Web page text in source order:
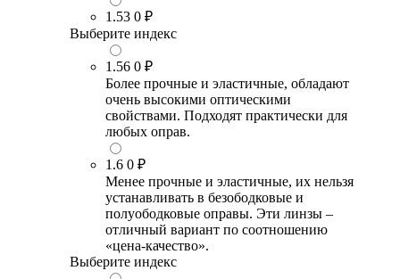
1.53 0 ₽
Выберите индекс
1.56 0 ₽
Более прочные и эластичные, обладают
очень высокими оптическими
свойствами. Подходят практически для
любых оправ.
1.6 0 ₽
Менее прочные и эластичные, их нельзя
устанавливать в безободковые и
полуободковые оправы. Эти линзы –
отличный вариант по соотношению
«цена-качество».
Выберите индекс